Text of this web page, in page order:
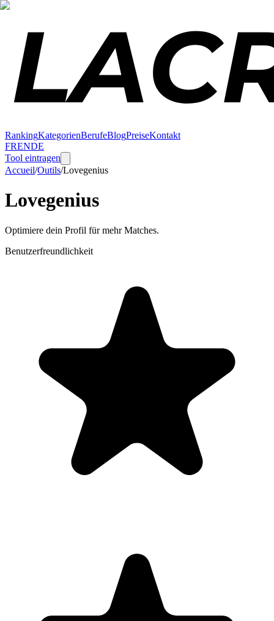
RankingKategorienBerufeBlogPreiseKontakt
FRENDE
Tool eintragen
Accueil/Outils/Lovegenius
Lovegenius
Optimiere dein Profil für mehr Matches.
Benutzerfreundlichkeit